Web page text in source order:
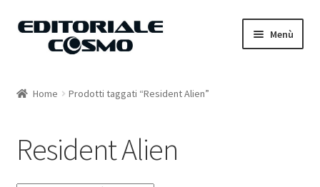
Vai
Vai
Menù
Carrello
Home Prodotti taggati “Resident Alien”
Resident Alien